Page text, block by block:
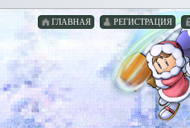
РЕГИСТРАЦИЯ
ГЛАВНАЯ